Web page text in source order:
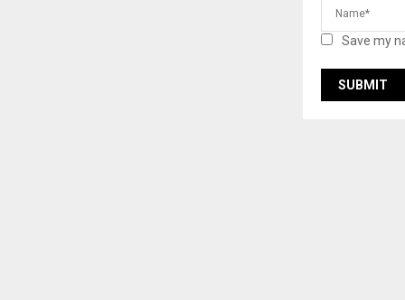
Save my